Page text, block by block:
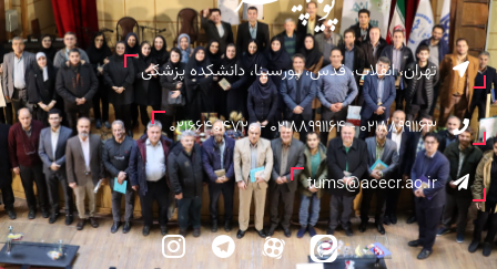
تهران، انقلاب، قدس، پورسینا، دانشکده پزشکی
02188991163 - 02188991164 - 02166404720
tums@acecr.ac.ir